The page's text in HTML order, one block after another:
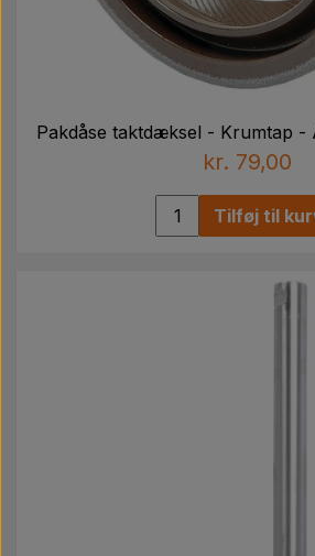
Pakdåse taktdæksel - Krumtap -
kr. 79,00
Tilføj til